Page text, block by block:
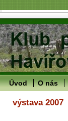
Úvod O nás
výstava 2007